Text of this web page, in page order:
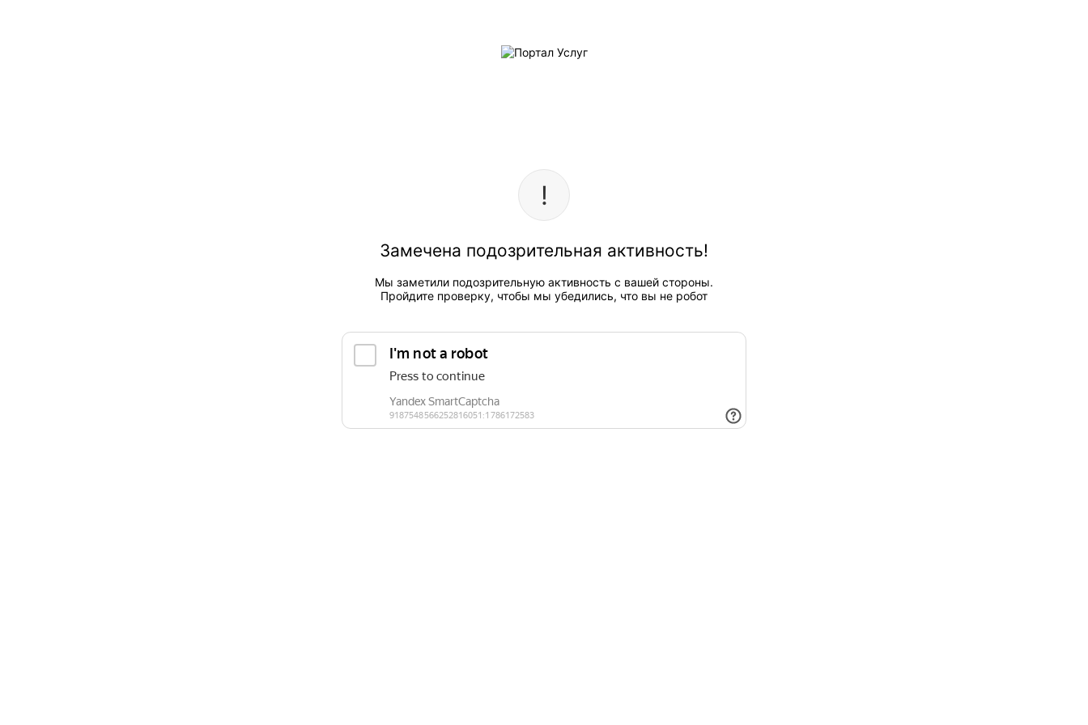
Замечена подозрительная активность!
Мы заметили подозрительную активность с вашей стороны.
Пройдите проверку, чтобы мы убедились, что вы не робот